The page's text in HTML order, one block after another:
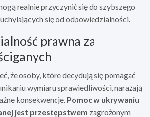
realnie przyczynić się do szybszego
się od odpowiedzialności.
prawna za
że osoby, które decydują się pomagać
wymiaru sprawiedliwości, narażają
konsekwencje. Pomoc w ukrywaniu
jest przestępstwem zagrożonym